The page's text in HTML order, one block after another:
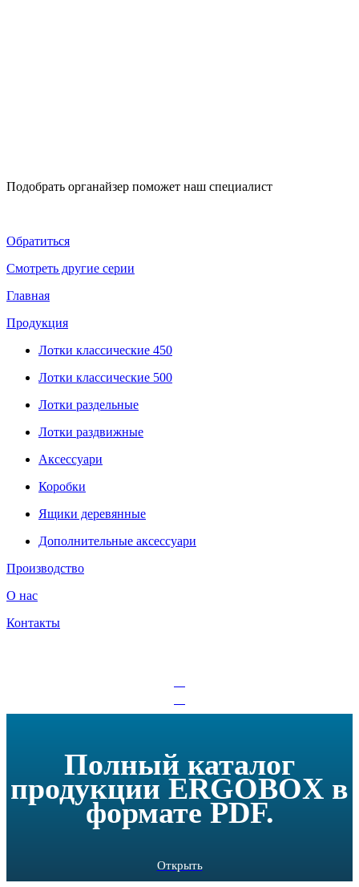
Подобрать органайзер поможет наш специалист
Обратиться
Смотреть другие серии
Главная
Продукция
Лотки классические 450
Лотки классические 500
Лотки раздельные
Лотки раздвижные
Аксессуари
Коробки
Ящики деревянные
Дополнительные аксессуари
Производство
О нас
Контакты
Полный каталог
продукции ERGOBOX в
формате PDF.
Открыть